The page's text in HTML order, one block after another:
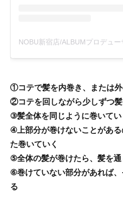
①コテで髪を内巻き、または外
②コテを回しながら少しずつ髪
③髪全体を同じように巻いてい
④上部分が巻けないことがあ
た巻いていく
⑤全体の髪が巻けたら、髪を通
⑥巻けていない部分があれば
る